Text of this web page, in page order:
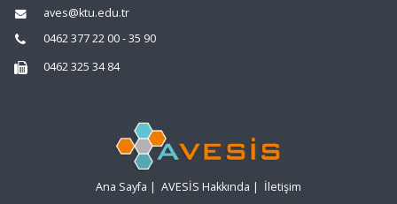
aves@ktu.edu.tr
0462 377 22 00 - 35 90
0462 325 34 84
Ana Sayfa | AVESİS Hakkında | İletişim